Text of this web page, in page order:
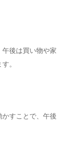
後は買い物や家
。
すことで、午後